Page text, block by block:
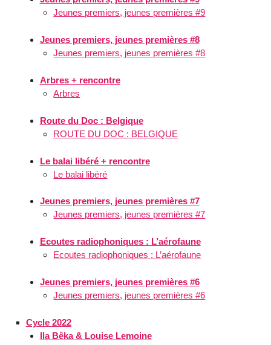
Jeunes premiers, jeunes premières #9
Jeunes premiers, jeunes premières #8
Jeunes premiers, jeunes premières #8
Arbres + rencontre
Arbres
Route du Doc : Belgique
ROUTE DU DOC : BELGIQUE
Le balai libéré + rencontre
Le balai libéré
Jeunes premiers, jeunes premières #7
Jeunes premiers, jeunes premières #7
Ecoutes radiophoniques : L’aérofaune
Ecoutes radiophoniques : L’aérofaune
Jeunes premiers, jeunes premières #6
Jeunes premiers, jeunes premières #6
Cycle 2022
Ila Bêka & Louise Lemoine